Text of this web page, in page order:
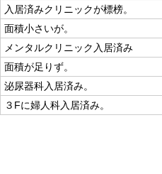
入居済みクリニックが標榜。
面積小さいが。
メンタルクリニック入居済み
面積が足りず。
泌尿器科入居済み。
３Fに婦人科入居済み。